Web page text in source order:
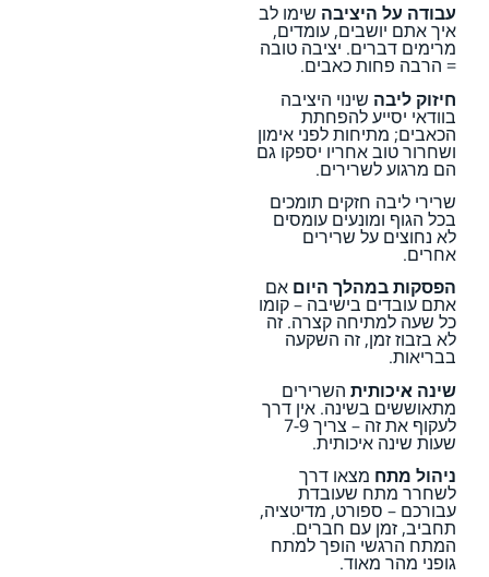
עבודה על היציבה שימו לב
איך אתם יושבים, עומדים,
מרימים דברים. יציבה טובה
= הרבה פחות כאבים.
חיזוק ליבה שינוי היציבה
בוודאי יסייע להפחתת
הכאבים; מתיחות לפני אימון
ושחרור טוב אחריו יספקו גם
הם מרגוע לשרירים.
שרירי ליבה חזקים תומכים
בכל הגוף ומונעים עומסים
לא נחוצים על שרירים
אחרים.
הפסקות במהלך היום אם
אתם עובדים בישיבה – קומו
כל שעה למתיחה קצרה. זה
לא בזבוז זמן, זה השקעה
בבריאות.
שינה איכותית השרירים
מתאוששים בשינה. אין דרך
לעקוף את זה – צריך 7-9
שעות שינה איכותית.
ניהול מתח מצאו דרך
לשחרר מתח שעובדת
עבורכם – ספורט, מדיטציה,
תחביב, זמן עם חברים.
המתח הרגשי הופך למתח
גופני מהר מאוד.